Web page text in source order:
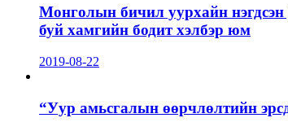
Монголын бичил уурхайн нэгдсэн
буй хамгийн бодит хэлбэр юм
2019-08-22
“Уур амьсгалын өөрчлөлтийн